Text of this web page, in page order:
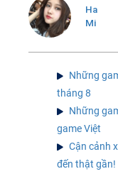
Ha
Mi
Những
tháng 8
Những
game Việt
Cận cảnh
đến thật gần!